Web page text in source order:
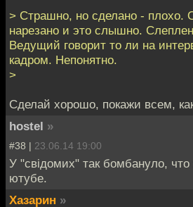
> Страшно, но сделано - плохо.
нарезано и это слышно.
Ведущий говорит то ли на
кадром. Непонятно.
>
Сделай хорошо, покажи всем,
hostel »
#38 | 23.06.14 19:00
У "свiдомих" так бомбануло,
ютубе.
Хазарин »